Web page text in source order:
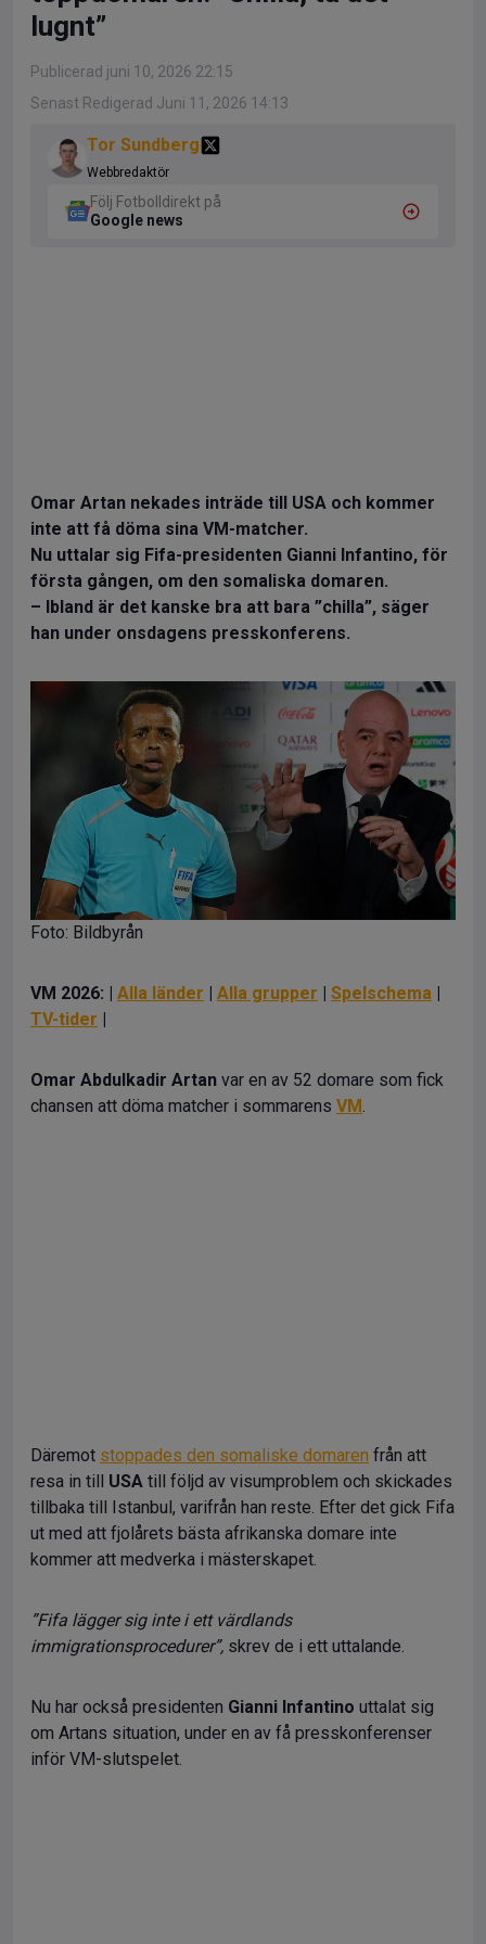
lugnt”
Publicerad juni 10, 2026 22:15
Senast Redigerad Juni 11, 2026 14:13
Tor Sundberg
Webbredaktör
Följ Fotbolldirekt på
Google news
Omar Artan nekades inträde till USA och kommer
inte att få döma sina VM-matcher.
Nu uttalar sig Fifa-presidenten Gianni Infantino, för
första gången, om den somaliska domaren.
– Ibland är det kanske bra att bara ”chilla”, säger
han under onsdagens presskonferens.
Foto: Bildbyrån
VM 2026: | Alla länder | Alla grupper | Spelschema |
TV-tider |
Omar Abdulkadir Artan var en av 52 domare som fick
chansen att döma matcher i sommarens VM.
Däremot stoppades den somaliske domaren från att
resa in till USA till följd av visumproblem och skickades
tillbaka till Istanbul, varifrån han reste. Efter det gick Fifa
ut med att fjolårets bästa afrikanska domare inte
kommer att medverka i mästerskapet.
”Fifa lägger sig inte i ett värdlands
immigrationsprocedurer”, skrev de i ett uttalande.
Nu har också presidenten Gianni Infantino uttalat sig
om Artans situation, under en av få presskonferenser
inför VM-slutspelet.